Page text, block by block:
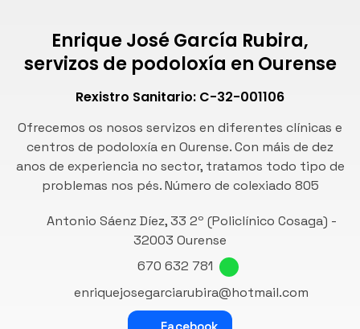
Ribadavia
Enrique José García Rubira,
servizos de podoloxía en Ourense
Rexistro Sanitario: C-32-001106
Ofrecemos os nosos servizos en diferentes clínicas e
centros de podoloxía en Ourense. Con máis de dez
anos de experiencia no sector, tratamos todo tipo de
problemas nos pés. Número de colexiado 805
Antonio Sáenz Díez, 33 2º (Policlínico Cosaga) -
32003 Ourense
670 632 781
enriquejosegarciarubira@hotmail.com
Facebook